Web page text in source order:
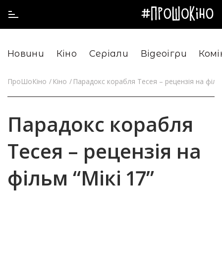
Новини Кіно Серіали Відеоігри
ПроШоКіно Кіно Парадокс корабля Тесея – рецензія на
Парадокс корабля
Тесея – рецензія на
фільм “Мікі 17”